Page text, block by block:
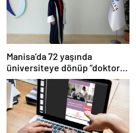
Manisa’da 72 yaşında
üniversiteye dönüp “doktor”
ünvanı aldı